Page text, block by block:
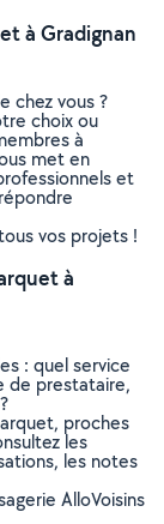
à Gradignan
chez vous ?
choix ou
à
met en
et
vos projets !
à
: quel service
de prestataire,
proches
les
les notes
AlloVoisins